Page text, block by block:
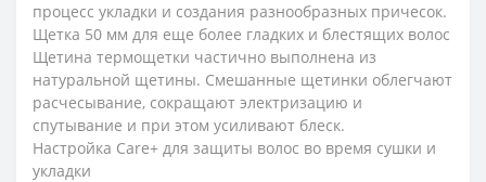
процесс укладки и создания разнообразных причесок.
Щетка 50 мм для еще более гладких и блестящих волос
Щетина термощетки частично выполнена из
натуральной щетины. Смешанные щетинки облегчают
расчесывание, сокращают электризацию и
спутывание и при этом усиливают блеск.
Настройка Care+ для защиты волос во время сушки и
укладки